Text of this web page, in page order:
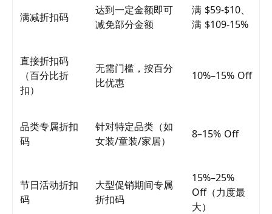
满减折扣码
达到一定金额即可
减免部分金额
满 $59-$10、
满 $109-15%
直接折扣码
（百分比折
扣）
无需门槛，按百分
比优惠
10%–15% Off
品类专属折扣
码
针对特定品类（如
女装/童装/家居）
8–15% Off
节日活动折扣
码
大型促销期间专属
折扣码
15%–25%
Off（力度最
大）